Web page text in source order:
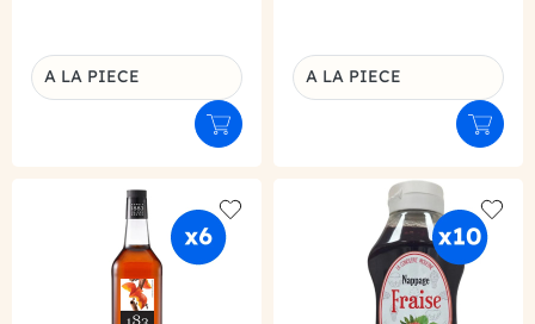
Déclinaison du produit
A LA PIECE
Ajouter au panier
Déclinaison du produit
A LA PIECE
Add to wishlist Add